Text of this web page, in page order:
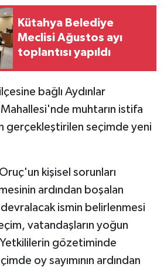
Kütahya Belediye
Meclisi Ağustos ayı
toplantısı yapıldı
bağlı Aydınlar
muhtarın istifa
gerçekleştirilen seçimde yeni
kişisel sorunları
ardından boşalan
ismin belirlenmesi
vatandaşların yoğun
Yetkililerin gözetiminde
oy sayımının ardından